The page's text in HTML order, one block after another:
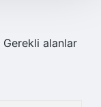
Gerekli alanlar